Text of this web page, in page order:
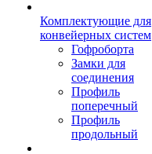
Комплектующие для
конвейерных систем
Гофроборта
Замки для
соединения
Профиль
поперечный
Профиль
продольный